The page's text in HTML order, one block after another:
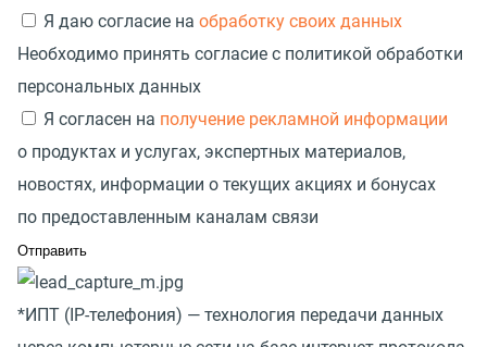
Я даю согласие на обработку своих данных
Необходимо принять согласие с политикой обработки
персональных данных
Я согласен на получение рекламной информации
о продуктах и услугах, экспертных материалов,
новостях, информации о текущих акциях и бонусах
по предоставленным каналам связи
*ИПТ (IP-телефония) — технология передачи данных